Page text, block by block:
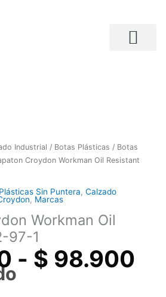
Industrial / Botas Plásticas / Botas
Croydon Workman Oil Resistant
Sin Puntera, Calzado
, Marcas
Workman Oil
97-1
- $ 98.900
$